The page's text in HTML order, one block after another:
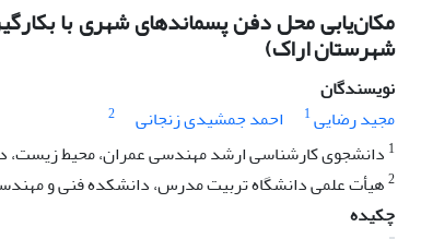
مکان‌یابی محل دفن پسماندهای شهری با
شهرستان اراک)
نویسندگان
مجید رضایی1 احمد جمشیدی زنجانی
2
1 دانشجوی کارشناسی ارشد مهندسی عمران، محیط زیست،
2هیأت علمی دانشگاه تربیت مدرس، دانشکده فنی و
چکیده